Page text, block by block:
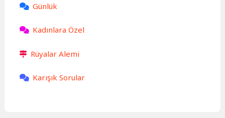
Günlük
Kadınlara Özel
Rüyalar Alemi
Karışık Sorular